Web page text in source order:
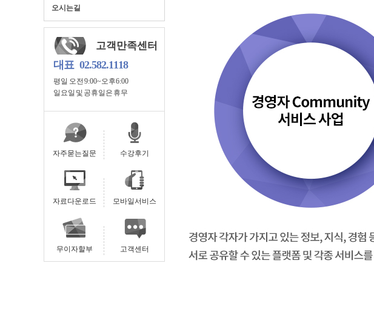
오시는길
고객만족센터
대표 02.582.1118
평일 오전 9:00~오후6:00
일요일 및 공휴일은 휴무
자주묻는질문 수강후기
자료다운로드 모바일서비스
무이자할부 고객센터